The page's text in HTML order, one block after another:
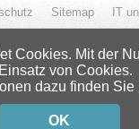
IT
Sitemap
Cookies. Mit der
von Cookies.
dazu finden Sie
OK